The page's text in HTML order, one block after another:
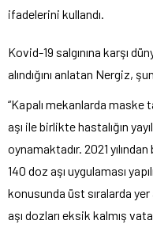
ifadelerini kullandı.
Kovid-19 salgınına karşı
alındığını anlatan Nergiz,
“Kapalı mekanlarda
aşı ile birlikte hastalığın
oynamaktadır. 2021
140 doz aşı uygulaması
konusunda üst sıralarda yer
aşı dozları eksik kalmış